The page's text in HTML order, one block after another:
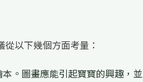
以下幾個方面考量：
。圖畫應能引起寶寶的興趣，